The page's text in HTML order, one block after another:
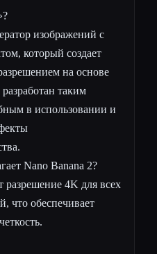
изображений с
который создает
на основе
таким
в использовании и
Nano Banana 2?
разрешение 4K для всех
что обеспечивает